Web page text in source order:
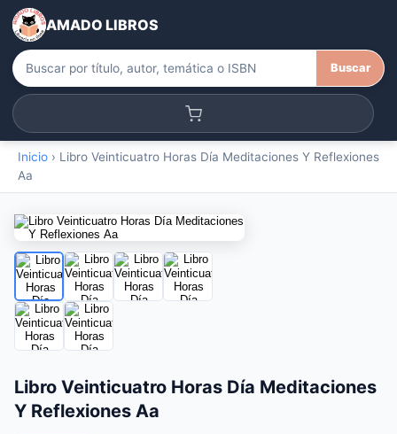
AMADO LIBROS
Buscar
Inicio › Libro Veinticuatro Horas Día Meditaciones Y Reflexiones
Aa
Libro Veinticuatro Horas Día Meditaciones
Y Reflexiones Aa